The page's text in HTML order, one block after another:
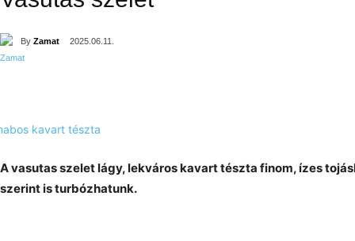
By Zamat 2025.06.11.
A vasutas szelet lágy, lekváros kavart tészta finom, ízes
szerint is turbózhatunk.